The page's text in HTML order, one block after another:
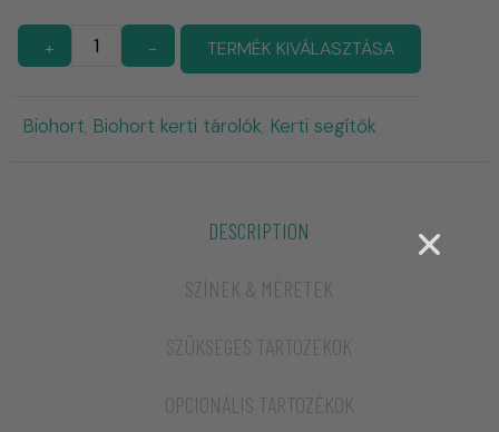
+ - TERMÉK KIVÁLASZTÁSA
Biohort Biohort kerti tárolók Kerti segítők
DESCRIPTION
SZÍNEK & MÉRETEK
SZÜKSÉGES TARTOZÉKOK
OPCIONÁLIS TARTOZÉKOK